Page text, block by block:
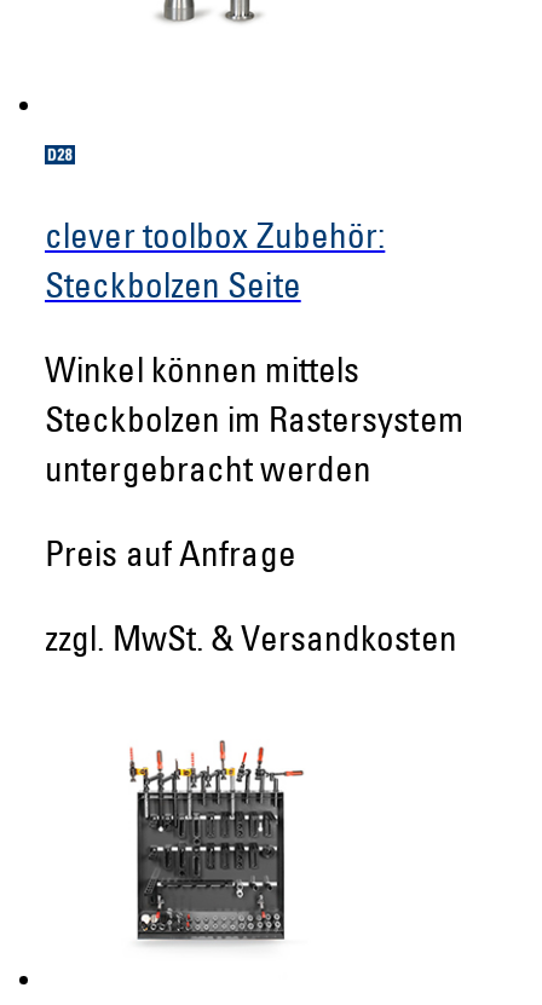
clever toolbox Zubehör:
Steckbolzen Seite
Winkel können mittels
Steckbolzen im Rastersystem
untergebracht werden
Preis auf Anfrage
zzgl. MwSt. & Versandkosten